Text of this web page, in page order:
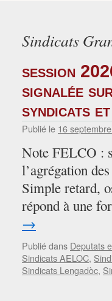
Sindicats
session
signalée
syndicats
Publié le 16
Note FELCO :
l’agrégation
Simple retard,
répond à une
→
Publié dans Deputats
Sindicats AELOC,
Sindicats Lengadòc,